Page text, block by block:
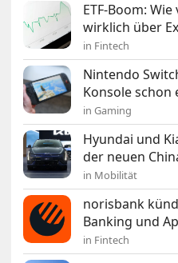
ETF-Boom:
wirklich über
in Fintech
Nintendo
Konsole schon
in Gaming
Hyundai und
der neuen
in Mobilität
norisbank
Banking und
in Fintech